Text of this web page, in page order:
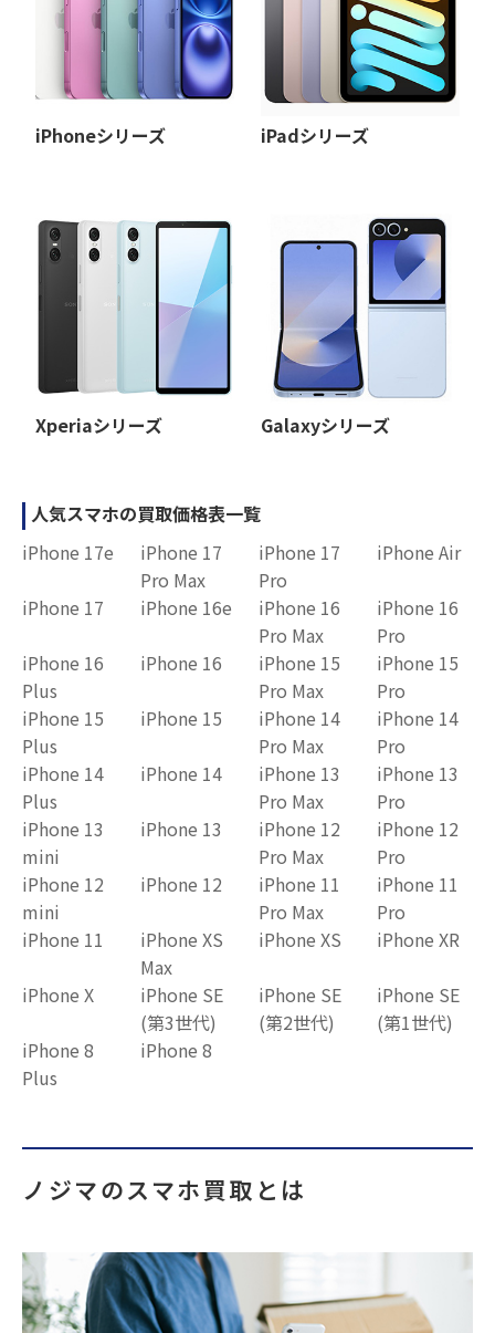
iPhoneシリーズ iPadシリーズ
Xperiaシリーズ Galaxyシリーズ
人気スマホの買取価格表一覧
iPhone 17e
iPhone 17
Pro Max
iPhone 17
Pro
iPhone Air
iPhone 17 iPhone 16e
iPhone 16
Pro Max
iPhone 16
Pro
iPhone 16
Plus
iPhone 16
iPhone 15
Pro Max
iPhone 15
Pro
iPhone 15
Plus
iPhone 15
iPhone 14
Pro Max
iPhone 14
Pro
iPhone 14
Plus
iPhone 14
iPhone 13
Pro Max
iPhone 13
Pro
iPhone 13
mini
iPhone 13
iPhone 12
Pro Max
iPhone 12
Pro
iPhone 12
mini
iPhone 12
iPhone 11
Pro Max
iPhone 11
Pro
iPhone 11
iPhone XS
Max
iPhone XS iPhone XR
iPhone X
iPhone SE
(第3世代)
iPhone SE
(第2世代)
iPhone SE
(第1世代)
iPhone 8
Plus
iPhone 8
ノジマのスマホ買取とは